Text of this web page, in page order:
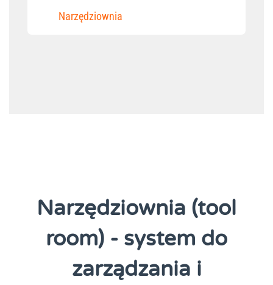
Narzędziownia
Narzędziownia (tool
room) - system do
zarządzania i